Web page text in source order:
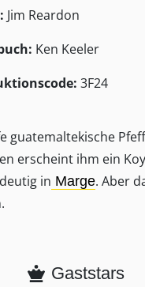
Jim Reardon
Ken Keeler
3F24
guatemaltekische
erscheint ihm ein
in Marge. Aber
Gaststars